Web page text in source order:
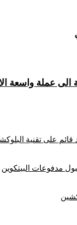
قائم على تقنية